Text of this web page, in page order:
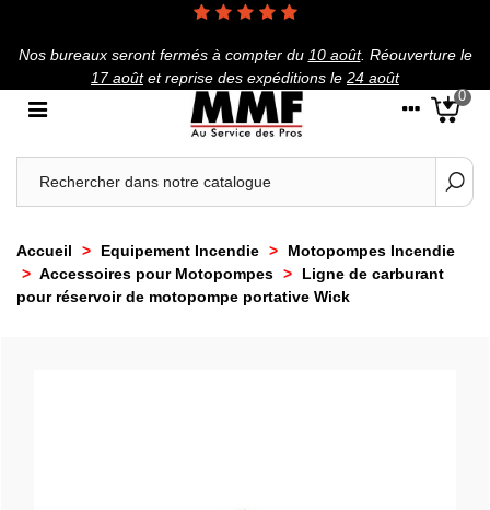
Nos bureaux seront fermés à compter du 10 août. Réouverture le
17 aoûtet reprise des expéditions le 24 août
0
Accueil > Equipement Incendie >
Motopompes Incendie
> Accessoires pour Motopompes >
Ligne de carburant
pour réservoir de motopompe portative Wick